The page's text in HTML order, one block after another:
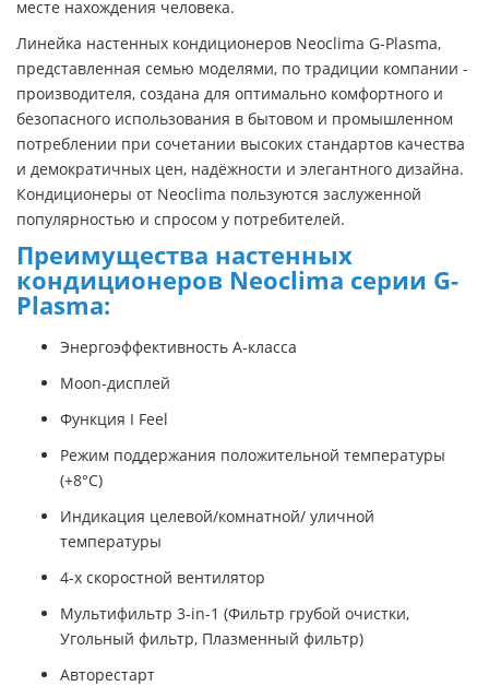
месте нахождения человека.
Линейка настенных кондиционеров Neoclima G-Plasma,
представленная семью моделями, по традиции компании -
производителя, создана для оптимально комфортного и
безопасного использования в бытовом и промышленном
потреблении при сочетании высоких стандартов качества
и демократичных цен, надёжности и элегантного дизайна.
Кондиционеры от Neoclima пользуются заслуженной
популярностью и спросом у потребителей.
Преимущества настенных
кондиционеров Neoclima серии G-
Plasma:
Энергоэффективность А-класса
Moon-дисплей
Функция I Feel
Режим поддержания положительной температуры
(+8°С)
Индикация целевой/комнатной/ уличной
температуры
4-х скоростной вентилятор
Мультифильтр 3-in-1 (Фильтр грубой очистки,
Угольный фильтр, Плазменный фильтр)
Авторестарт